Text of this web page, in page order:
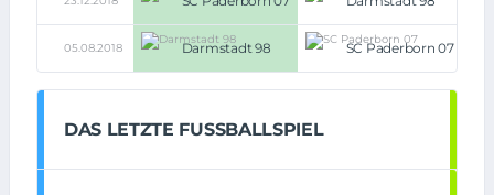
05.08.2018 Darmstadt 98 SC Paderborn 07
DAS LETZTE FUSSBALLSPIEL